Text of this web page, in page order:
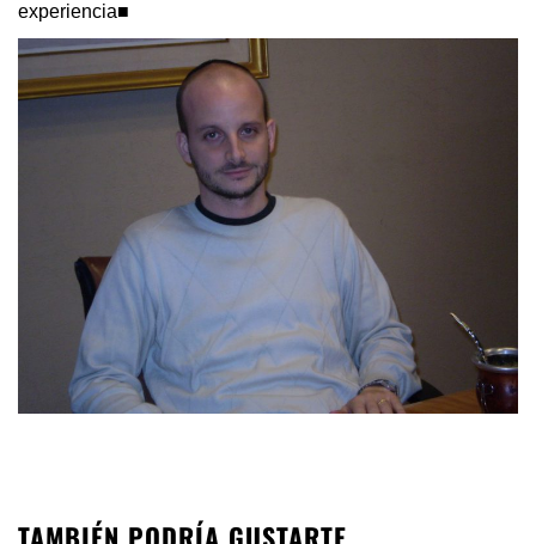
experiencia■